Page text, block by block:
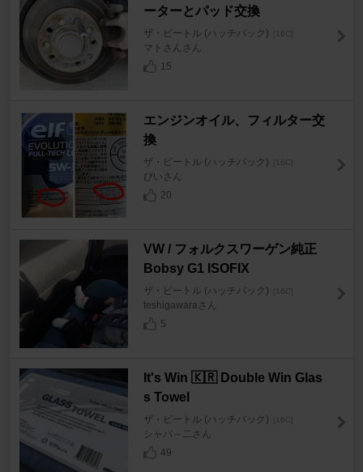
ーターとパッド交換
ザ・ビートル (ハッチバック) [16C]
マトさんさん
15
エンジンオイル、フィルター交
換
ザ・ビートル (ハッチバック) [16C]
びいさん
20
VW / フォルクスワーゲン純正
Bobsy G1 ISOFIX
ザ・ビートル (ハッチバック) [16C]
teshigawaraさん
5
It's Win 🇰🇷 Double Win Glas
s Towel
ザ・ビートル (ハッチバック) [16C]
シャバ～二さん
49